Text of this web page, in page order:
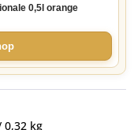
0,5l orange
0,32 kg